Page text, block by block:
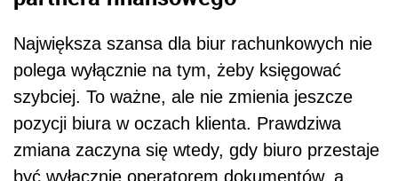
Największa szansa dla biur rachunkowych nie
polega wyłącznie na tym, żeby księgować
szybciej. To ważne, ale nie zmienia jeszcze
pozycji biura w oczach klienta. Prawdziwa
zmiana zaczyna się wtedy, gdy biuro przestaje
być wyłącznie operatorem dokumentów, a